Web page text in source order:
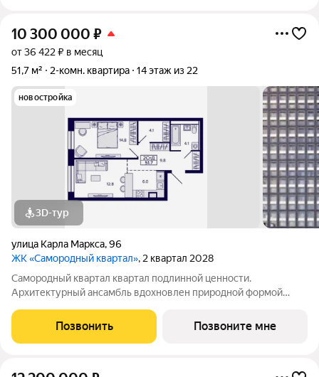
10 300 000 ₽
от 36 422 ₽ в месяц
51,7 м²
2-комн. квартира 14 этаж из 22
новостройка
3D-тур
улица Карла Маркса,96
ЖК «Самородный квартал», 2 квартал 2028
Самородный квартал квартал подлинной ценности.
Архитектурный ансамбль вдохновлен природной формой
геометрией фасадов. Внутренний двор и места общего
пользования также содержат стилистические
Позвонить Позвоните мне